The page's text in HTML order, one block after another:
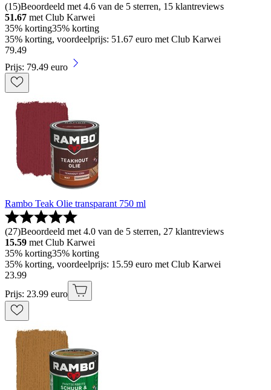
(15)Beoordeeld met 4.6 van de 5 sterren, 15 klantreviews
51.67 met Club Karwei
35% korting35% korting
35% korting, voordeelprijs: 51.67 euro met Club Karwei
79.49
Prijs: 79.49 euro
Rambo Teak Olie transparant 750 ml
(27)Beoordeeld met 4.0 van de 5 sterren, 27 klantreviews
15.59 met Club Karwei
35% korting35% korting
35% korting, voordeelprijs: 15.59 euro met Club Karwei
23.99
Prijs: 23.99 euro